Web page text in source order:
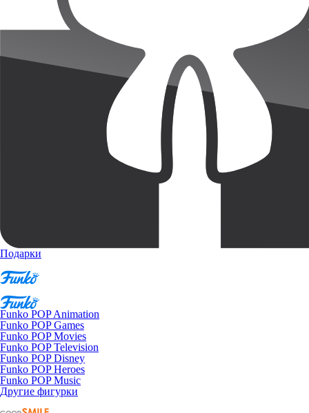
Подарки
Funko POP Animation
Funko POP Games
Funko POP Movies
Funko POP Television
Funko POP Disney
Funko POP Heroes
Funko POP Music
Другие фигурки